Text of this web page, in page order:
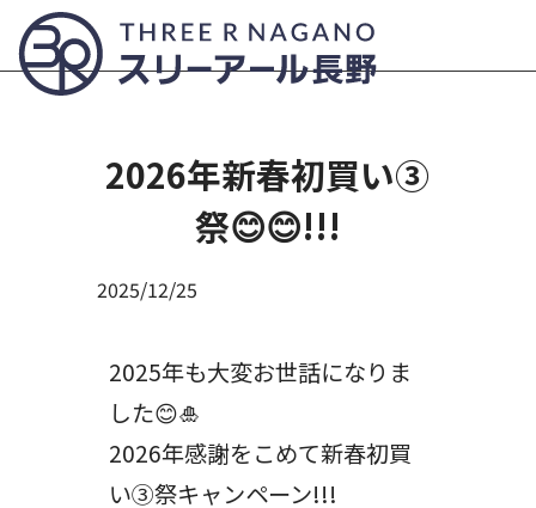
Submit
2026年新春初買い③
祭😊😊!!!
2025/12/25
2025年も大変お世話になりま
した😊🎍
2026年感謝をこめて新春初買
い③祭キャンペーン!!!